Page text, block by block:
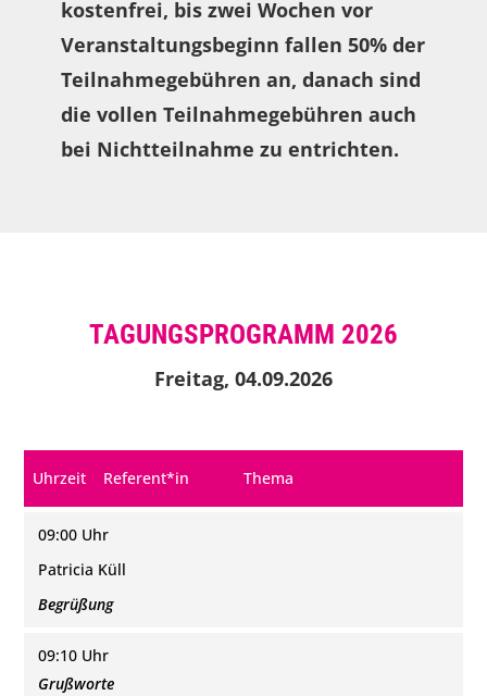
kostenfrei, bis zwei Wochen vor
Veranstaltungsbeginn fallen 50% der
Teilnahmegebühren an, danach sind
die vollen Teilnahmegebühren auch
bei Nichtteilnahme zu entrichten.
TAGUNGSPROGRAMM 2026
Freitag, 04.09.2026
Uhrzeit Referent*in Thema
09:00 Uhr
Patricia Küll
Begrüßung
09:10 Uhr
Grußworte